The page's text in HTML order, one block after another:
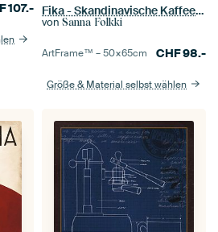
107.- Fika - Skandinavische Kaffeekunst
von Sanna Folkki
ArtFrame™ –50×65cm CHF98.-
Größe & Material selbst wählen